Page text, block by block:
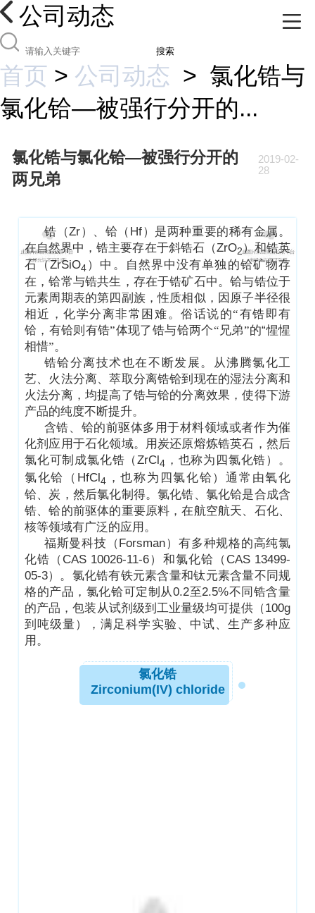
公司动态
搜索
首页 > 公司动态 > 氯化锆与
氯化铪—被强行分开的...
氯化锆与氯化铪—被强行分开的
两兄弟
2019-02-
28
锆（Zr）、铪（ Hf）是两种重要的稀有金属。
在自然界中，锆主要存在于斜锆石（ZrO2）和锆英
石（ZrSiO4）中。自然界中没有单独的铪矿物存
在，铪常与锆共生，存在于锆矿石中。铪与锆位于
元素周期表的第四副族，性质相似，因原子半径很
相近，化学分离非常困难。俗话说的“有锆即有
铪，有铪则有锆”体现了锆与铪两个“兄弟”的“惺惺
相惜”。
锆铪分离技术也在不断发展。从沸腾氯化工
艺、火法分离、萃取分离锆铪到现在的湿法分离和
火法分离，均提高了锆与铪的分离效果，使得下游
产品的纯度不断提升。
含锆、铪的前驱体多用于材料领域或者作为催
化剂应用于石化领域。用炭还原熔炼锆英石，然后
氯化可制成氯化锆（ZrCl 4 ，也称为 四氯化锆）。
氯化铪（ HfCl4 ，也称为 四氯化铪）通常由氧化
铪、炭，然后氯化制得。氯化锆、氯化铪是合成含
锆、铪的前驱体的重要原料，在航空航天、石化、
核等领域有广泛的应用。
福斯曼科技（Forsman）有多种规格的高纯氯
化锆（CAS 10026-11-6）和氯化铪（CAS 13499-
05-3）。氯化锆有铁元素含量和钛元素含量不同规
格的产品，氯化铪可定制从0.2至2.5%不同锆含量
的产品，包装从试剂级到工业量级均可提供（100g
到吨级量），满足科学实验、中试、生产多种应
用。
氯化锆
Zirconium(IV) chloride